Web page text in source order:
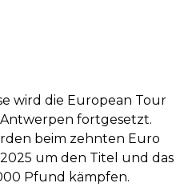
wird die European Tour
Antwerpen fortgesetzt.
beim zehnten Euro
um den Titel und das
Pfund kämpfen.